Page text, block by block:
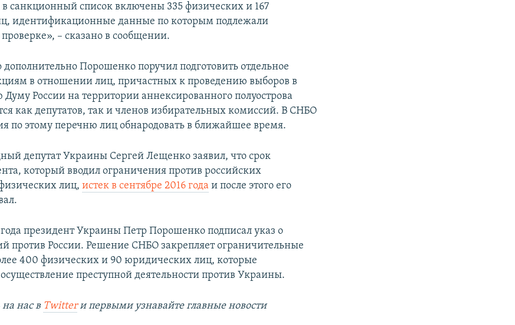
санкционный список включены 335 физических и 167
идентификационные данные по которым подлежали
– сказано в сообщении.
дополнительно Порошенко поручил подготовить отдельное
в отношении лиц, причастных к проведению выборов в
Думу России на территории аннексированного полуострова
как депутатов, так и членов избирательных комиссий. В СНБО
по этому перечню лиц обнародовать в ближайшее время.
депутат Украины Сергей Лещенко заявил, что срок
который вводил ограничения против российских
лиц,истек в сентябре 2016 года и после этого его
года президент Украины Петр Порошенко подписал указ о
против России. Решение СНБО закрепляет ограничительные
400 физических и 90 юридических лиц, которые
преступной деятельности против Украины.
наc в Twitterи первыми узнавайте главные новости